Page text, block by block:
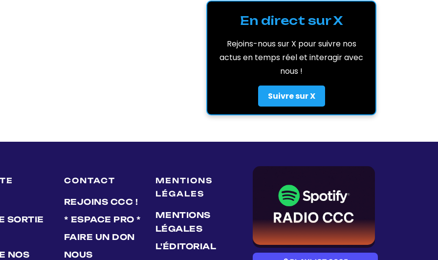
En direct sur X
Rejoins-nous sur X pour suivre nos
actus en temps réel et interagir avec
nous !
Suivre sur X
SORTIE
NOS
CONTACT
REJOINS CCC !
* ESPACE PRO *
FAIRE UN DON
NOUS
MENTIONS
LÉGALES
MENTIONS
LÉGALES
L'ÉDITORIAL